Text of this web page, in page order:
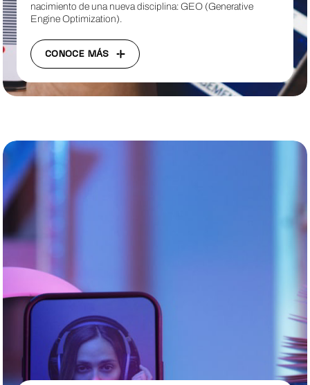
nacimiento de una nueva disciplina: GEO (Generative
Engine Optimization).
CONOCE MÁS